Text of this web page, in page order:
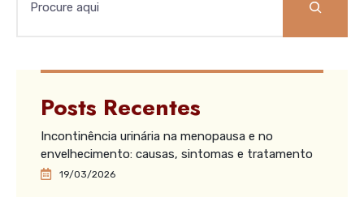
Posts Recentes
Incontinência urinária na menopausa e no
envelhecimento: causas, sintomas e tratamento
19/03/2026